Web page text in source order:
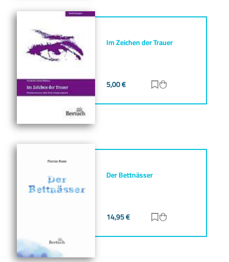
Im Zeichen der Trauer
5,00€ Zur Merkliste
Der Bettnässer
14,95€ Zur Merkliste